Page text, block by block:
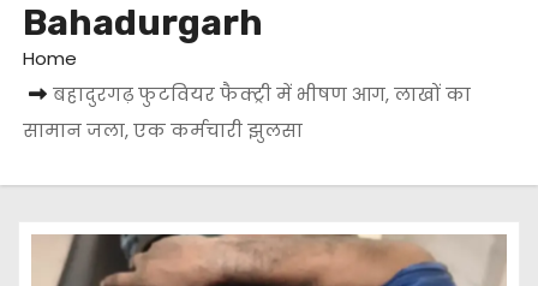
Bahadurgarh
Home
बहादुरगढ़ फुटवियर फैक्ट्री में भीषण आग, लाखों का
सामान जला, एक कर्मचारी झुलसा